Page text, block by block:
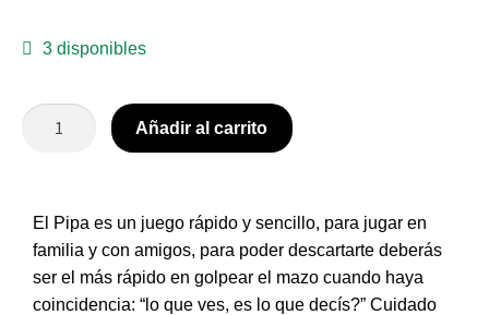
3 disponibles
Añadir al carrito
El Pipa es un juego rápido y sencillo, para jugar en
familia y con amigos, para poder descartarte deberás
ser el más rápido en golpear el mazo cuando haya
coincidencia: “lo que ves, es lo que decís?” Cuidado